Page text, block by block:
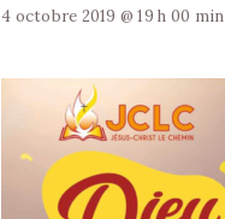
4 octobre 2019 @ 19 h 00 min